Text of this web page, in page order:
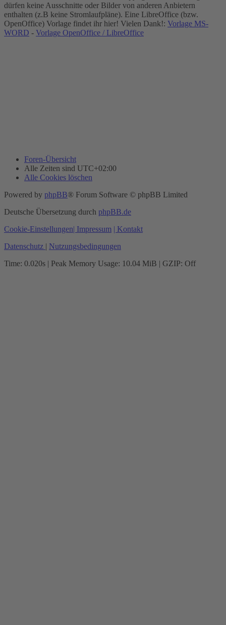
dürfen keine Ausschnitte oder Bilder von anderen Anbietern
enthalten (z.B keine Stromlaufpläne). Eine LibreOffice (bzw.
OpenOffice) Vorlage findet ihr hier! Vielen Dank!: Vorlage MS-
WORD - Vorlage OpenOffice / LibreOffice
Foren-Übersicht
Alle Zeiten sind UTC+02:00
Alle Cookies löschen
Powered by phpBB® Forum Software © phpBB Limited
Deutsche Übersetzung durch phpBB.de
Cookie-Einstellungen| Impressum | Kontakt
Datenschutz | Nutzungsbedingungen
Time: 0.020s | Peak Memory Usage: 10.04 MiB | GZIP: Off